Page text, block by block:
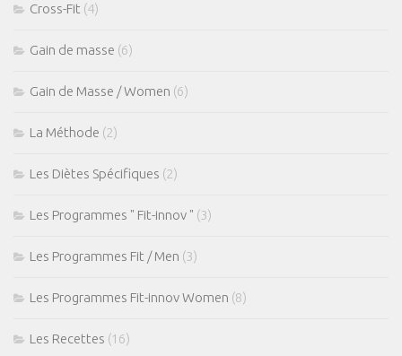
Cross-Fit (4)
Gain de masse (6)
Gain de Masse / Women (6)
La Méthode (2)
Les Diètes Spécifiques (2)
Les Programmes " Fit-innov " (3)
Les Programmes Fit / Men (3)
Les Programmes Fit-innov Women (8)
Les Recettes (16)